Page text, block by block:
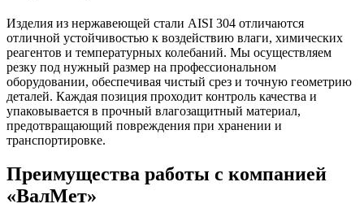
Изделия из нержавеющей стали AISI 304 отличаются
отличной устойчивостью к воздействию влаги, химических
реагентов и температурных колебаний. Мы осуществляем
резку под нужный размер на профессиональном
оборудовании, обеспечивая чистый срез и точную геометрию
деталей. Каждая позиция проходит контроль качества и
упаковывается в прочный влагозащитный материал,
предотвращающий повреждения при хранении и
транспортировке.
Преимущества работы с компанией
«ВалМет»